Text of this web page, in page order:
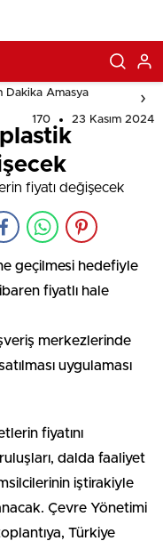
Dakika Amasya
170 23 Kasım 2024
geçilmesi hedefiyle
fiyatlı hale
merkezlerinde
uygulaması
fiyatını
dalda faaliyet
iştirakiyle
Çevre Yönetimi
Türkiye